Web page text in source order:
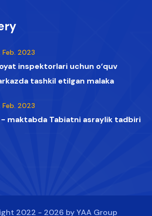
Feb. 2023
inspektorlari uchun o‘quv
tashkil etilgan malaka
Feb. 2023
- maktabda Tabiatni asraylik tadbiri
2022 - 2026 byYAA Group